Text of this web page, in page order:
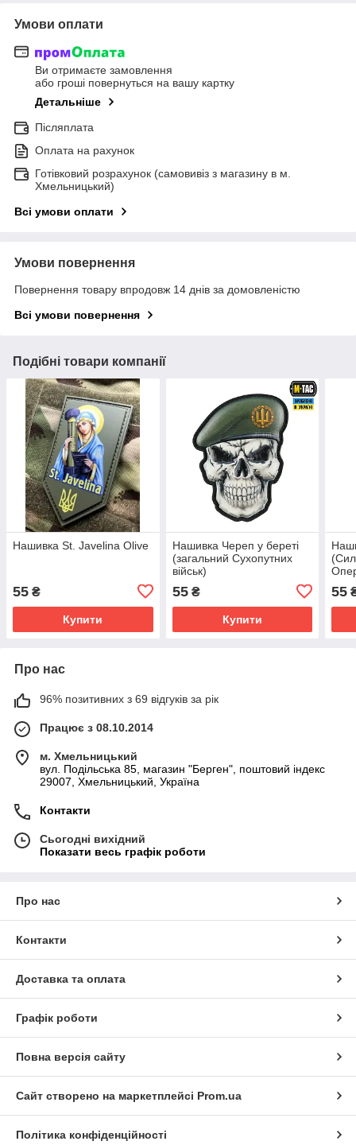
Умови оплати
Ви отримаєте замовлення
або гроші повернуться на вашу картку
Детальніше
Післяплата
Оплата на рахунок
Готівковий розрахунок (самовивіз з магазину в м.
Хмельницький)
Всі умови оплати
Умови повернення
Повернення товару впродовж 14 днів за домовленістю
Всі умови повернення
Подібні товари компанії
Нашивка St. Javelina Olive
55 ₴
Купити
Нашивка Череп у береті
(загальний Сухопутних
військ)
55₴
Купити
55
Про нас
96% позитивних з 69 відгуків за рік
Працює з 08.10.2014
м. Хмельницький
вул. Подільська 85, магазин "Берген", поштовий індекс
29007, Хмельницький, Україна
Контакти
Сьогодні вихідний
Показати весь графік роботи
Про нас
Контакти
Доставка та оплата
Графік роботи
Повна версія сайту
Сайт створено на маркетплейсі Prom.ua
Політика конфіденційності